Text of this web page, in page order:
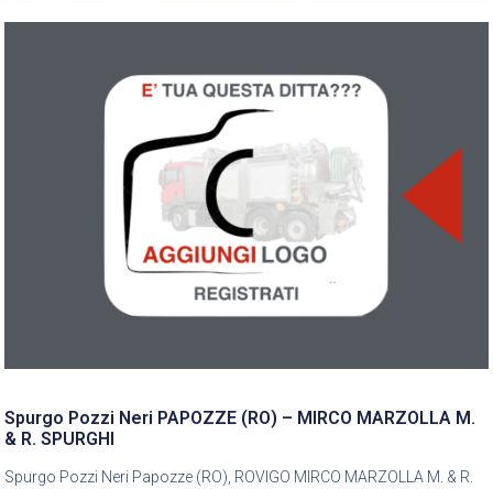
Spurgo Pozzi Neri PAPOZZE (RO) – MIRCO MARZOLLA M.
& R. SPURGHI
Spurgo Pozzi Neri Papozze (RO), ROVIGO MIRCO MARZOLLA M. & R.